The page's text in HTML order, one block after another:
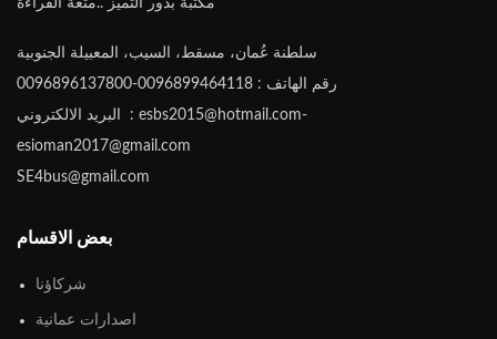
مكتبة بذور التميّز ..متعة القراءة
سلطنة عُمان، مسقط، السيب، المعبيلة الجنوبية
رقم الهاتف : 0096899464118-0096896137800
البريد الالكتروني : esbs2015@hotmail.com-
esioman2017@gmail.com
SE4bus@gmail.com
بعض الاقسام
شركاؤنا
اصدارات عمانية